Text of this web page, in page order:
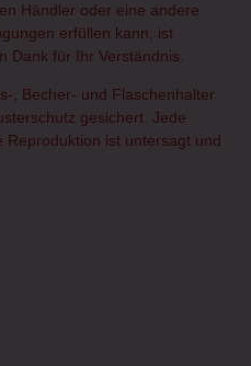
Händler oder eine andere
erfüllen kann, ist
Dank für Ihr Verständnis.
, Becher- und Flaschenhalter
gesichert. Jede
ist untersagt und